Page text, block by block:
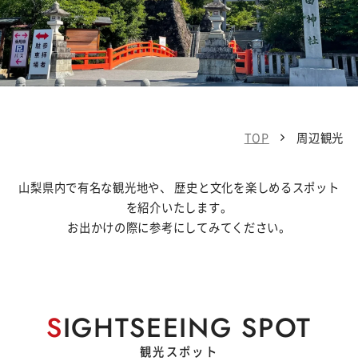
TOP 周辺観光
山梨県内で有名な観光地や、 歴史と文化を楽しめるスポット
を紹介いたします。
お出かけの際に参考にしてみてください。
SIGHTSEEING SPOT
観光スポット